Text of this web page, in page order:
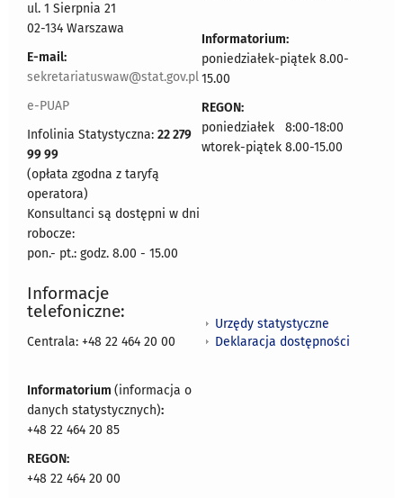
ul. 1 Sierpnia 21
02-134 Warszawa
E-mail:
sekretariatuswaw@stat.gov.pl
e-PUAP
Infolinia Statystyczna: 22 279
99 99
(opłata zgodna z taryfą
operatora)
Konsultanci są dostępni w dni
robocze:
pon.- pt.: godz. 8.00 - 15.00
Informatorium:
poniedziałek-piątek 8.00-
15.00
REGON:
poniedziałek 8:00-18:00
wtorek-piątek 8.00-15.00
Informacje
telefoniczne:
Centrala: +48 22 464 20 00
Informatorium (informacja o
danych statystycznych):
+48 22 464 20 85
REGON:
+48 22 464 20 00
Urzędy statystyczne
Deklaracja dostępności